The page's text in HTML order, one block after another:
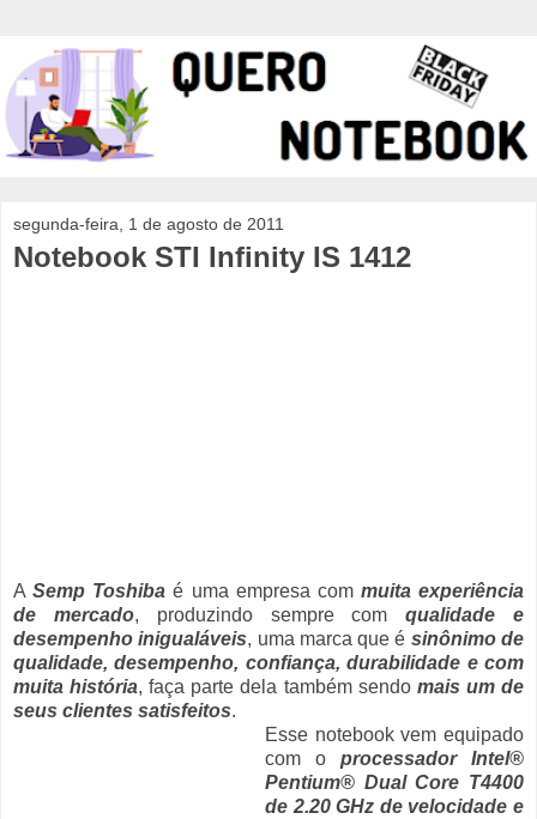
segunda-feira, 1 de agosto de 2011
Notebook STI Infinity IS 1412
ASemp Toshiba é uma empresa com muita experiência
de mercado, produzindo sempre comqualidade e
desempenho inigualáveis, uma marca que é sinônimo de
qualidade, desempenho, confiança, durabilidade e com
muita história, faça parte dela também sendo mais um de
seus clientes satisfeitos.
Esse notebook vem equipado
com o processador Intel®
Pentium® Dual Core T4400
de 2.20 GHz de velocidade e